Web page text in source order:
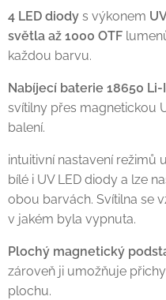
4 LED diody s výkonem
světla až 1000 OTF
každou barvu.
Nabíjecí baterie 18650 Li-
svítilny přes magnetickou
balení.
intuitivní nastavení režimů
bílé i UV LED diody a lze
obou barvách. Svítilna se
v jakém byla vypnuta.
Plochý magnetický
zároveň ji umožňuje
plochu.